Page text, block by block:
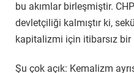
bu akımlar birleşmiştir.
devletçiliği kalmıştır ki,
kapitalizmi için itibarsız bir
Şu çok açık: Kemalizm